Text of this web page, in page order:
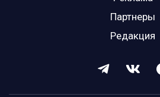
Партнеры
Редакция